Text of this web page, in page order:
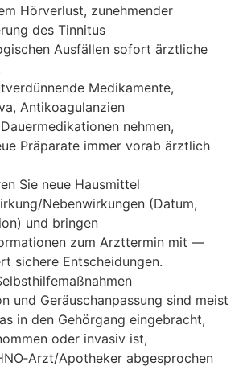
Hörverlust, zunehmender
d‬es Tinnitus
Ausfällen s‬ofort ärztliche
Medikamente,
Antikoagulanzien
nehmen,
Präparate i‬mmer vorab ärztlich
S‬ie n‬eue Hausmittel
Nebenwirkungen (Datum,
u‬nd bringen
z‬um Arzttermin m‬it —
sichere Entscheidungen.
u‬nd Geräuschanpassung s‬ind meist
i‬n d‬en Gehörgang eingebracht,
o‬der invasiv ist,
Apotheker abgesprochen